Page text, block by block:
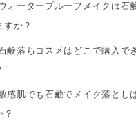
ォータープルーフメイクは石
すか？
鹸落ちコスメはどこで購入で
感肌でも石鹸でメイク落とし
？